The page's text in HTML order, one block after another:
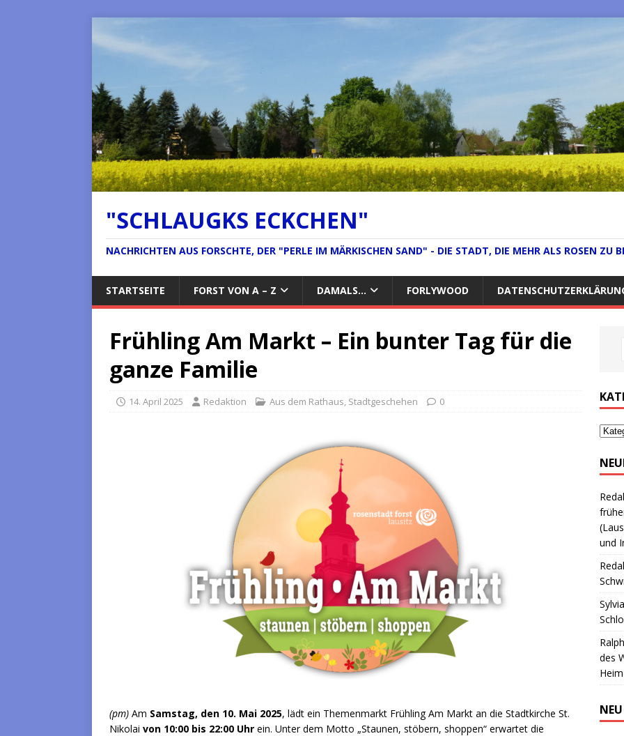
"SCHLAUGKS ECKCHEN"
NACHRICHTEN AUS FORSCHTE, DER "PERLE IM MÄRKISCHEN SAND" - DIE STADT, DIE MEHR ALS ROSEN ZU
STARTSEITE FORST VON A – Z DAMALS… FORLYWOOD
Frühling Am Markt – Ein bunter Tag für die
ganze Familie
14. April 2025 Redaktion Aus dem Rathaus, Stadtgeschehen 0
(pm) Am Samstag, den 10. Mai 2025, lädt ein Themenmarkt Frühling Am Markt an die Stadtkirche St.
Nikolai von 10:00 bis 22:00 Uhr ein. Unter dem Motto „Staunen, stöbern, shoppen“ erwartet die
und
Sylvia
des